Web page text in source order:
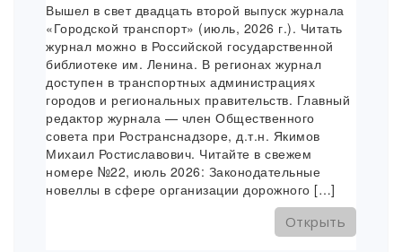
Вышел в свет двадцать второй выпуск журнала
«Городской транспорт» (июль, 2026 г.). Читать
журнал можно в Российской государственной
библиотеке им. Ленина. В регионах журнал
доступен в транспортных администрациях
городов и региональных правительств. Главный
редактор журнала — член Общественного
совета при Ространснадзоре, д.т.н. Якимов
Михаил Ростиславович. Читайте в свежем
номере №22, июль 2026: Законодательные
новеллы в сфере организации дорожного […]
Открыть